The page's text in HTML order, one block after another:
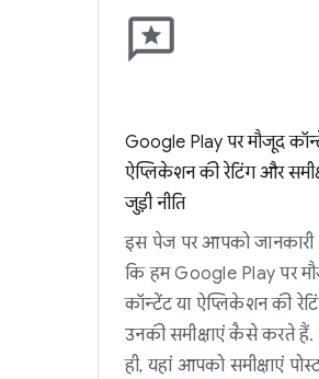
Google Play पर मौजूद
ऐप्लिकेशन की रेटिंग और
जुड़ी नीति
इस पेज पर आपको जानकारी
कि हम Google Play पर
कॉन्टेंट या ऐप्लिकेशन की
उनकी समीक्षाएं कैसे करते हैं.
ही, यहां आपको समीक्षाएं